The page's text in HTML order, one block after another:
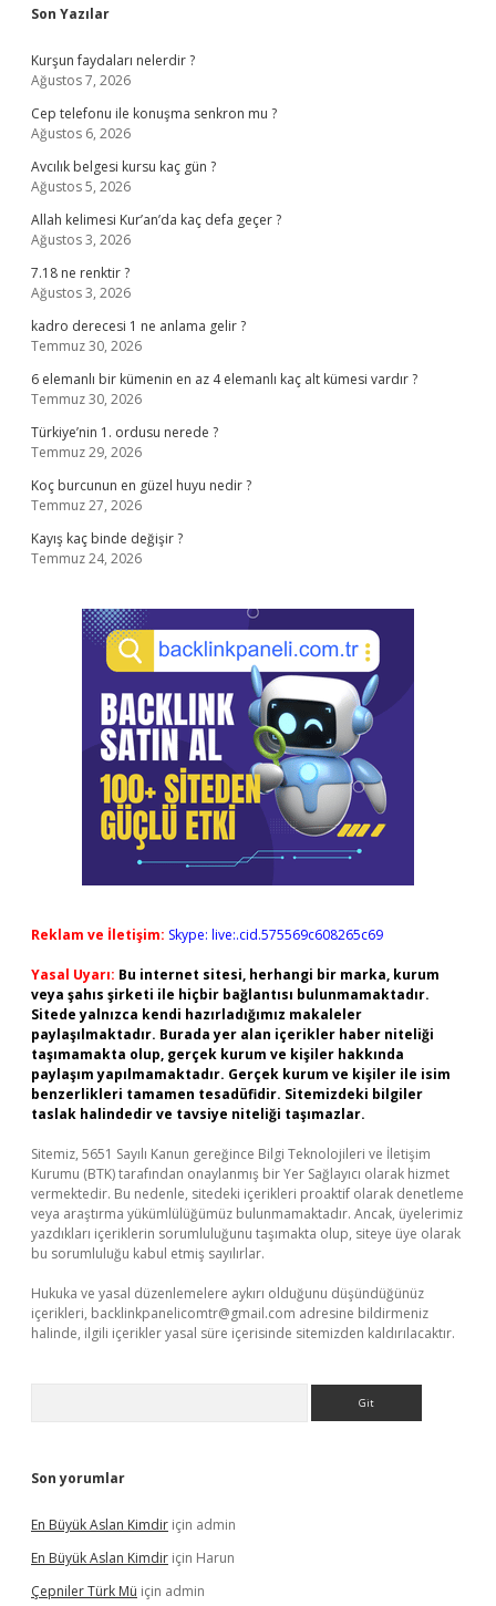
Sidebar
Son Yazılar
Kurşun faydaları nelerdir ?
Ağustos 7, 2026
Cep telefonu ile konuşma senkron mu ?
Ağustos 6, 2026
Avcılık belgesi kursu kaç gün ?
Ağustos 5, 2026
Allah kelimesi Kur’an’da kaç defa geçer ?
Ağustos 3, 2026
7.18 ne renktir ?
Ağustos 3, 2026
kadro derecesi 1 ne anlama gelir ?
Temmuz 30, 2026
6 elemanlı bir kümenin en az 4 elemanlı kaç alt kümesi vardır ?
Temmuz 30, 2026
Türkiye’nin 1. ordusu nerede ?
Temmuz 29, 2026
Koç burcunun en güzel huyu nedir ?
Temmuz 27, 2026
Kayış kaç binde değişir ?
Temmuz 24, 2026
Reklam ve İletişim: Skype: live:.cid.575569c608265c69
Yasal Uyarı: Bu internet sitesi, herhangi bir marka, kurum
veya şahıs şirketi ile hiçbir bağlantısı bulunmamaktadır.
Sitede yalnızca kendi hazırladığımız makaleler
paylaşılmaktadır. Burada yer alan içerikler haber niteliği
taşımamakta olup, gerçek kurum ve kişiler hakkında
paylaşım yapılmamaktadır. Gerçek kurum ve kişiler ile isim
benzerlikleri tamamen tesadüfidir. Sitemizdeki bilgiler
taslak halindedir ve tavsiye niteliği taşımazlar.
Sitemiz, 5651 Sayılı Kanun gereğince Bilgi Teknolojileri ve İletişim
Kurumu (BTK) tarafından onaylanmış bir Yer Sağlayıcı olarak hizmet
vermektedir. Bu nedenle, sitedeki içerikleri proaktif olarak denetleme
veya araştırma yükümlülüğümüz bulunmamaktadır. Ancak, üyelerimiz
yazdıkları içeriklerin sorumluluğunu taşımakta olup, siteye üye olarak
bu sorumluluğu kabul etmiş sayılırlar.
Hukuka ve yasal düzenlemelere aykırı olduğunu düşündüğünüz
içerikleri, backlinkpanelicomtr@gmail.com adresine bildirmeniz
halinde, ilgili içerikler yasal süre içerisinde sitemizden kaldırılacaktır.
Son yorumlar
En Büyük Aslan Kimdir için admin
En Büyük Aslan Kimdir için Harun
Çepniler Türk Mü için admin